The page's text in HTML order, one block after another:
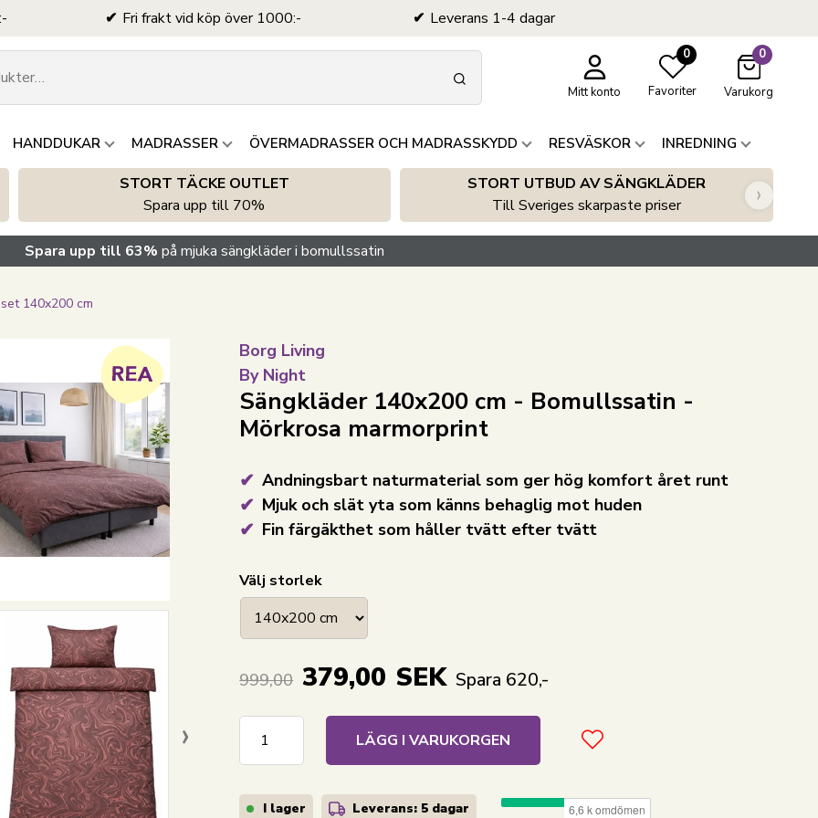
Fri frakt vid köp över 1000:- Leverans 1-4 dagar
Mitt konto
0
Favoriter
0
Varukorg
HANDDUKAR MADRASSER ÖVERMADRASSER OCH MADRASSKYDD RESVÄSKOR INREDNING
STORT TÄCKE OUTLET
Spara upp till 70%
STORT UTBUD AV SÄNGKLÄDER
Till Sveriges skarpaste priser
›
Spara upp till 63% på mjuka sängkläder i bomullssatin
140x200 cm
›
Borg Living
By Night
Sängkläder 140x200 cm - Bomullssatin -
Mörkrosa marmorprint
Andningsbart naturmaterial som ger hög komfort året runt
Mjuk och slät yta som känns behaglig mot huden
Fin färgäkthet som håller tvätt efter tvätt
Välj storlek
999,00 379,00 SEK Spara 620,-
LÄGG I VARUKORGEN
I lager Leverans: 5 dagar